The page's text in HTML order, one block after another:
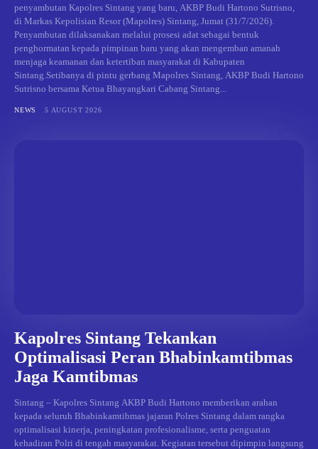
penyambutan Kapolres Sintang yang baru, AKBP Budi Hartono Sutrisno,
di Markas Kepolisian Resor (Mapolres) Sintang, Jumat (31/7/2026).
Penyambutan dilaksanakan melalui prosesi adat sebagai bentuk
penghormatan kepada pimpinan baru yang akan mengemban amanah
menjaga keamanan dan ketertiban masyarakat di Kabupaten
Sintang.Setibanya di pintu gerbang Mapolres Sintang, AKBP Budi Hartono
Sutrisno bersama Ketua Bhayangkari Cabang Sintang...
NEWS 5 AUGUST 2026
Kapolres Sintang Tekankan
Optimalisasi Peran Bhabinkamtibmas
Jaga Kamtibmas
Sintang – Kapolres Sintang AKBP Budi Hartono memberikan arahan
kepada seluruh Bhabinkamtibmas jajaran Polres Sintang dalam rangka
optimalisasi kinerja, peningkatan profesionalisme, serta penguatan
kehadiran Polri di tengah masyarakat. Kegiatan tersebut dipimpin langsung